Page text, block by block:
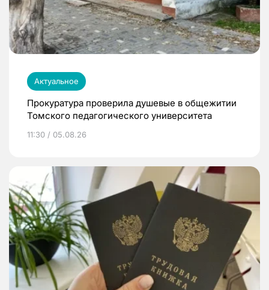
Актуальное
Прокуратура проверила душевые в общежитии
Томского педагогического университета
11:30 / 05.08.26